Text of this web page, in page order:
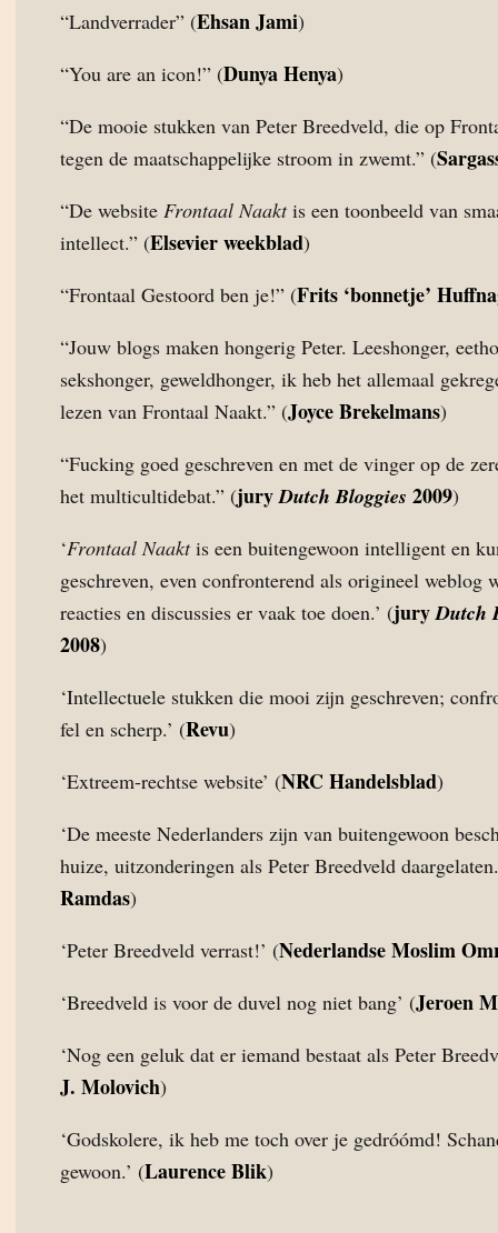
“Landverrader” (Ehsan Jami)
“You are an icon!” (Dunya Henya)
“De mooie stukken van Peter Breedveld, die op
tegen de maatschappelijke stroom in zwemt.” (
“De website Frontaal Naaktis een toonbeeld van
intellect.” (Elsevier weekblad)
“Frontaal Gestoord ben je!” (Frits ‘bonnetje’
“Jouw blogs maken hongerig Peter. Leeshonger,
sekshonger, geweldhonger, ik heb het allemaal
lezen van Frontaal Naakt.” (Joyce Brekelmans)
“Fucking goed geschreven en met de vinger op de
het multicultidebat.” (juryDutch Bloggies 2009)
‘Frontaal Naaktis een buitengewoon intelligent en
geschreven, even confronterend als origineel weblog
reacties en discussies er vaak toe doen.’ (juryDutch
2008)
‘Intellectuele stukken die mooi zijn geschreven;
fel en scherp.’ (Revu)
‘Extreem-rechtse website’ (NRC Handelsblad)
‘De meeste Nederlanders zijn van buitengewoon
huize, uitzonderingen als Peter Breedveld
Ramdas)
‘Peter Breedveld verrast!’ (Nederlandse Moslim
‘Breedveld is voor de duvel nog niet bang’ (Jeroen
‘Nog een geluk dat er iemand bestaat als Peter
J. Molovich)
‘Godskolere, ik heb me toch over je gedróómd!
gewoon.’ (Laurence Blik)